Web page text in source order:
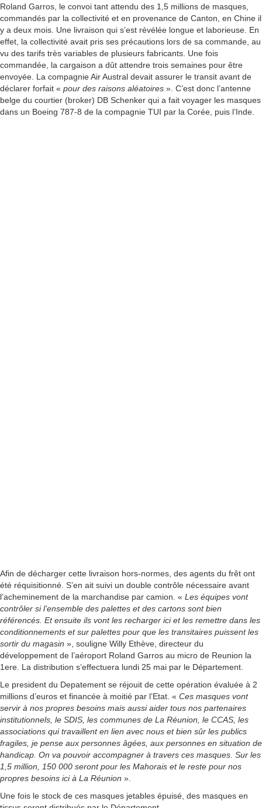
Roland Garros, le convoi tant attendu des 1,5 millions de masques,
commandés par la collectivité et en provenance de Canton, en Chine il
y a deux mois. Une livraison qui s’est révélée longue et laborieuse. En
effet, la collectivité avait pris ses précautions lors de sa commande, au
vu des tarifs très variables de plusieurs fabricants. Une fois
commandée, la cargaison a dût attendre trois semaines pour être
envoyée. La compagnie Air Austral devait assurer le transit avant de
déclarer forfait « pour des raisons aléatoires ». C’est donc l’antenne
belge du courtier (broker) DB Schenker qui a fait voyager les masques
dans un Boeing 787-8 de la compagnie TUI par la Corée, puis l’Inde.
Afin de décharger cette livraison hors-normes, des agents du frêt ont
été réquisitionné. S’en ait suivi un double contrôle nécessaire avant
l’acheminement de la marchandise par camion. « Les équipes vont
contrôler si l’ensemble des palettes et des cartons sont bien
référencés. Et ensuite ils vont les recharger ici et les remettre dans les
conditionnements et sur palettes pour que les transitaires puissent les
sortir du magasin », souligne Willy Ethève, directeur du
développement de l’aéroport Roland Garros au micro de Reunion la
1ere. La distribution s’effectuera lundi 25 mai par le Département.
Le president du Depatement se réjouit de cette opération évaluée à 2
millions d’euros et financée à moitié par l’Etat. « Ces masques vont
servir à nos propres besoins mais aussi aider tous nos partenaires
institutionnels, le SDIS, les communes de La Réunion, le CCAS, les
associations qui travaillent en lien avec nous et bien sûr les publics
fragiles, je pense aux personnes âgées, aux personnes en situation de
handicap. On va pouvoir accompagner à travers ces masques. Sur les
1,5 million, 150 000 seront pour les Mahorais et le reste pour nos
propres besoins ici à La Réunion ».
Une fois le stock de ces masques jetables épuisé, des masques en